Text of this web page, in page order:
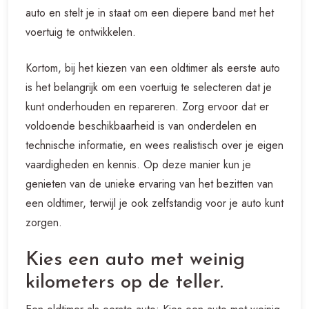
auto en stelt je in staat om een diepere band met het
voertuig te ontwikkelen.
Kortom, bij het kiezen van een oldtimer als eerste auto
is het belangrijk om een voertuig te selecteren dat je
kunt onderhouden en repareren. Zorg ervoor dat er
voldoende beschikbaarheid is van onderdelen en
technische informatie, en wees realistisch over je eigen
vaardigheden en kennis. Op deze manier kun je
genieten van de unieke ervaring van het bezitten van
een oldtimer, terwijl je ook zelfstandig voor je auto kunt
zorgen.
Kies een auto met weinig
kilometers op de teller.